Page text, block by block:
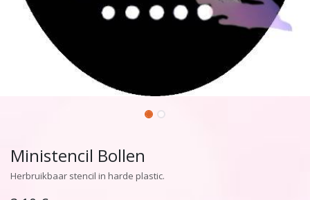
Ministencil Bollen
Herbruikbaar stencil in harde plastic.